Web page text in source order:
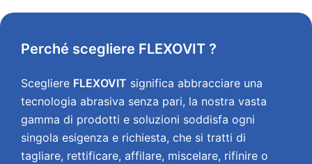
Perché scegliere FLEXOVIT ?
Scegliere FLEXOVIT significa abbracciare una
tecnologia abrasiva senza pari, la nostra vasta
gamma di prodotti e soluzioni soddisfa ogni
singola esigenza e richiesta, che si tratti di
tagliare, rettificare, affilare, miscelare, rifinire o